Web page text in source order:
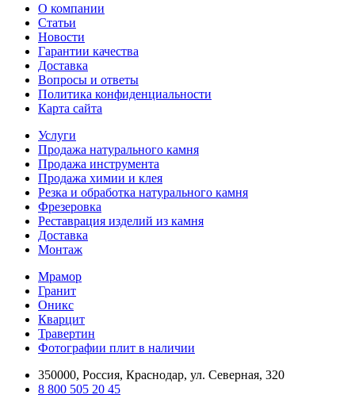
О компании
Статьи
Новости
Гарантии качества
Доставка
Вопросы и ответы
Политика конфиденциальности
Карта сайта
Услуги
Продажа натурального камня
Продажа инструмента
Продажа химии и клея
Резка и обработка натурального камня
Фрезеровка
Реставрация изделий из камня
Доставка
Монтаж
Мрамор
Гранит
Оникс
Кварцит
Травертин
Фотографии плит в наличии
350000, Россия, Краснодар, ул. Северная, 320
8 800 505 20 45